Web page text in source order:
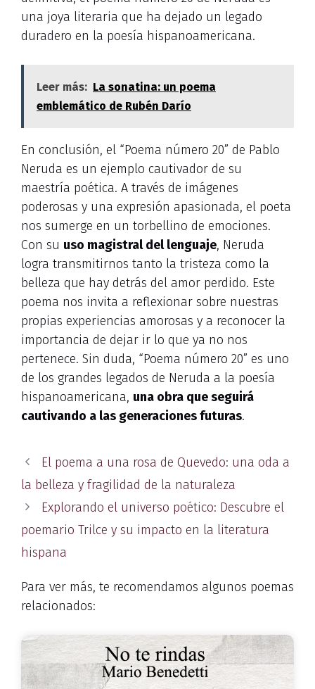
una joya literaria que ha dejado un legado
duradero en la poesía hispanoamericana.
Leer más: La sonatina: un poema
emblemático de Rubén Darío
En conclusión, el “Poema número 20” de Pablo
Neruda es un ejemplo cautivador de su
maestría poética. A través de imágenes
poderosas y una expresión apasionada, el poeta
nos sumerge en un torbellino de emociones.
Con su uso magistral del lenguaje, Neruda
logra transmitirnos tanto la tristeza como la
belleza que hay detrás del amor perdido. Este
poema nos invita a reflexionar sobre nuestras
propias experiencias amorosas y a reconocer la
importancia de dejar ir lo que ya no nos
pertenece. Sin duda, “Poema número 20” es uno
de los grandes legados de Neruda a la poesía
hispanoamericana, una obra que seguirá
cautivando a las generaciones futuras.
El poema a una rosa de Quevedo: una oda a
la belleza y fragilidad de la naturaleza
Explorando el universo poético: Descubre el
poemario Trilce y su impacto en la literatura
hispana
Para ver más, te recomendamos algunos poemas
relacionados: